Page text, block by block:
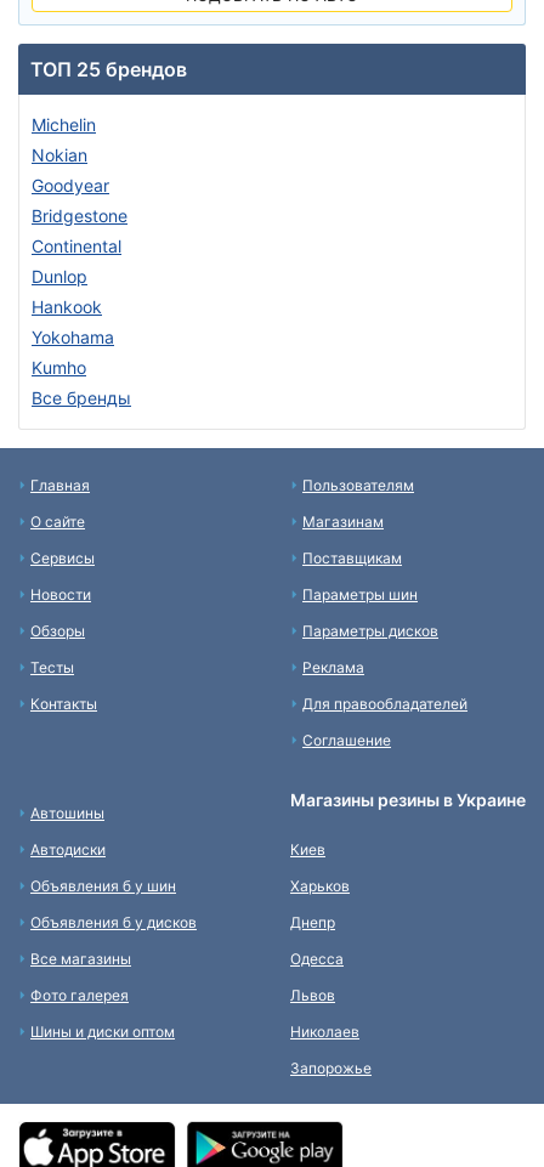
ТОП 25 брендов
Michelin
Nokian
Goodyear
Bridgestone
Continental
Dunlop
Hankook
Yokohama
Kumho
Все бренды
Главная
О сайте
Сервисы
Новости
Обзоры
Тесты
Контакты
Пользователям
Магазинам
Поставщикам
Параметры шин
Параметры дисков
Реклама
Для правообладателей
Соглашение
Автошины
Автодиски
Объявления б у шин
Объявления б у дисков
Все магазины
Фото галерея
Шины и диски оптом
Магазины резины в Украине
Киев
Харьков
Днепр
Одесса
Львов
Николаев
Запорожье